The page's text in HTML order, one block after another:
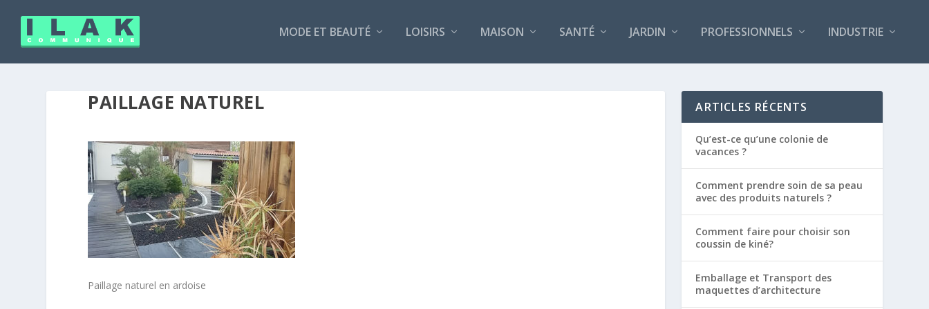
MODE ET BEAUTÉ LOISIRS MAISON SANTÉ JARDIN PROFESSIONNELS INDUSTRIE
PAILLAGE NATUREL
Paillage naturel en ardoise
ARTICLES RÉCENTS
Qu’est-ce qu’une colonie de
vacances ?
Comment prendre soin de sa peau
avec des produits naturels ?
Comment faire pour choisir son
coussin de kiné?
Emballage et Transport des
maquettes d’architecture